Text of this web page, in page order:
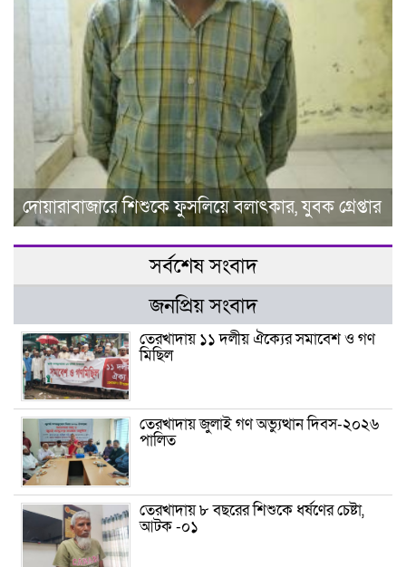
দোয়ারাবাজারে শিশুকে ফুসলিয়ে বলাৎকার, যুবক গ্রেপ্তার
সর্বশেষ সংবাদ
জনপ্রিয় সংবাদ
তেরখাদায় ১১ দলীয় ঐক্যের সমাবেশ ও গণ
মিছিল
তেরখাদায় জুলাই গণ অভ্যুত্থান দিবস-২০২৬
পালিত
তেরখাদায় ৮ বছরের শিশুকে ধর্ষণের চেষ্টা,
আটক -০১